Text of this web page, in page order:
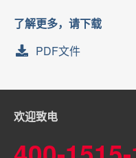
了解更多，请下载
PDF文件
欢迎致电